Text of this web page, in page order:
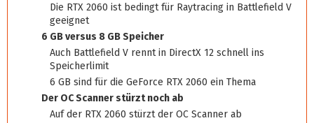
Die RTX 2060 ist bedingt für Raytracing in Battlefield V
geeignet
6 GB versus 8 GB Speicher
Auch Battlefield V rennt in DirectX 12 schnell ins
Speicherlimit
6 GB sind für die GeForce RTX 2060 ein Thema
Der OC Scanner stürzt noch ab
Auf der RTX 2060 stürzt der OC Scanner ab